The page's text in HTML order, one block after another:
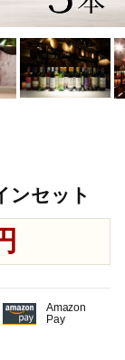
ンセット
Amazon
Pay